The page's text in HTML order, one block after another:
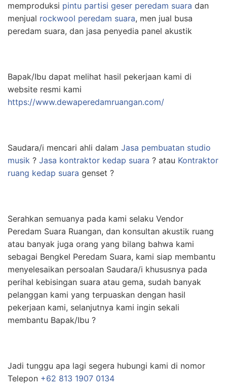
memproduksi pintu partisi geser peredam suara dan
menjual rockwool peredam suara, men jual busa
peredam suara, dan jasa penyedia panel akustik
Bapak/Ibu dapat melihat hasil pekerjaan kami di
website resmi kami
https://www.dewaperedamruangan.com/
Saudara/i mencari ahli dalam Jasa pembuatan studio
musik ? Jasa kontraktor kedap suara ? atau Kontraktor
ruang kedap suara genset ?
Serahkan semuanya pada kami selaku Vendor
Peredam Suara Ruangan, dan konsultan akustik ruang
atau banyak juga orang yang bilang bahwa kami
sebagai Bengkel Peredam Suara, kami siap membantu
menyelesaikan persoalan Saudara/i khususnya pada
perihal kebisingan suara atau gema, sudah banyak
pelanggan kami yang terpuaskan dengan hasil
pekerjaan kami, selanjutnya kami ingin sekali
membantu Bapak/Ibu ?
Jadi tunggu apa lagi segera hubungi kami di nomor
Telepon +62 813 1907 0134